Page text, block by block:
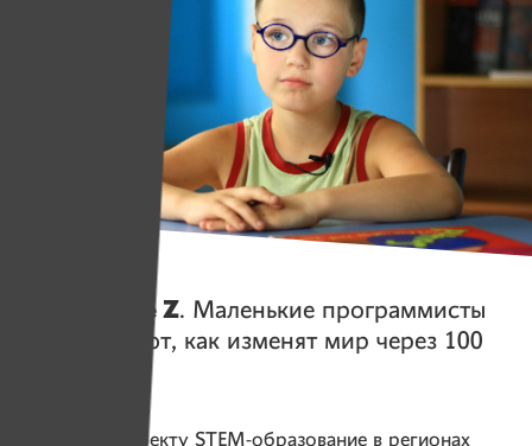
Поколение Z. Маленькие программисты
рассказывают, как изменят мир через 100
Помогаем проекту STEM-образование в регионах